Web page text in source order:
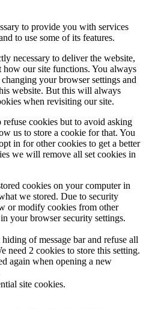
to provide you with services
to use some of its features.
necessary to deliver the website,
our site functions. You always
your browser settings and
website. But this will always
when revisiting our site.
cookies but to avoid asking
us to store a cookie for that. You
in for other cookies to get a better
we will remove all set cookies in
cookies on your computer in
we stored. Due to security
or modify cookies from other
your browser security settings.
of message bar and refuse all
need 2 cookies to store this setting.
again when opening a new
site cookies.